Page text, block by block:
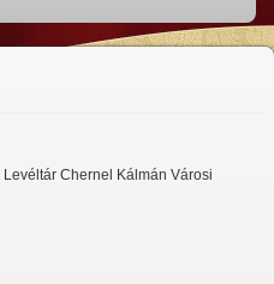
Chernel Kálmán Városi